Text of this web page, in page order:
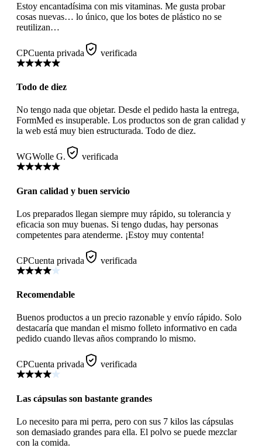
Estoy encantadísima con mis vitaminas. Me gusta probar
cosas nuevas… lo único, que los botes de plástico no se
reutilizan…
CPCuenta privada verificada
Todo de diez
No tengo nada que objetar. Desde el pedido hasta la entrega,
FormMed es insuperable. Los productos son de gran calidad y
la web está muy bien estructurada. Todo de diez.
WGWolle G. verificada
Gran calidad y buen servicio
Los preparados llegan siempre muy rápido, su tolerancia y
eficacia son muy buenas. Si tengo dudas, hay personas
competentes para atenderme. ¡Estoy muy contenta!
CPCuenta privada verificada
Recomendable
Buenos productos a un precio razonable y envío rápido. Solo
destacaría que mandan el mismo folleto informativo en cada
pedido cuando llevas años comprando lo mismo.
CPCuenta privada verificada
Las cápsulas son bastante grandes
Lo necesito para mi perra, pero con sus 7 kilos las cápsulas
son demasiado grandes para ella. El polvo se puede mezclar
con la comida.